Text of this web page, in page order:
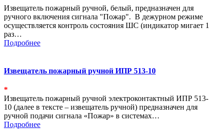
Извещатель пожарный ручной, белый, предназначен для
ручного включения сигнала "Пожар". В дежурном режиме
осуществляется контроль состояния ШС (индикатор мигает 1
раз…
Подробнее
Извещатель пожарный ручной ИПР 513-10
*
Извещатель пожарный ручной электроконтактный ИПР 513-
10 (далее в тексте – извещатель ручной) предназначен для
ручной подачи сигнала «Пожар» в системах…
Подробнее